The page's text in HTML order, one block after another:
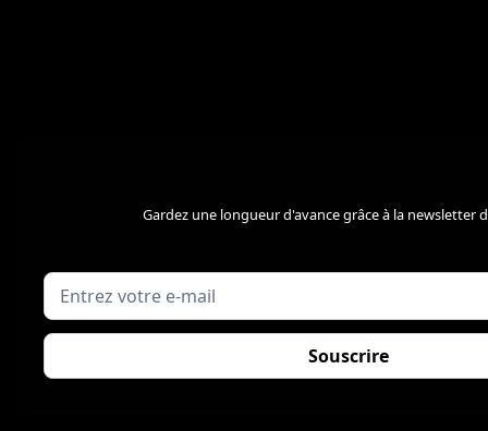
Gardez une longueur d'avance grâce à la